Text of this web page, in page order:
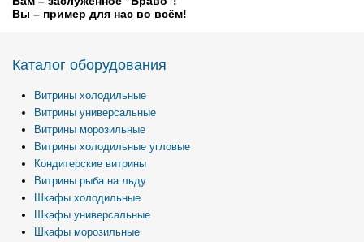
Вы – пример для нас во всём!
Каталог оборудования
Витрины холодильные
Витрины универсальные
Витрины морозильные
Витрины холодильные угловые
Кондитерские витрины
Витрины рыба на льду
Шкафы холодильные
Шкафы универсальные
Шкафы морозильные